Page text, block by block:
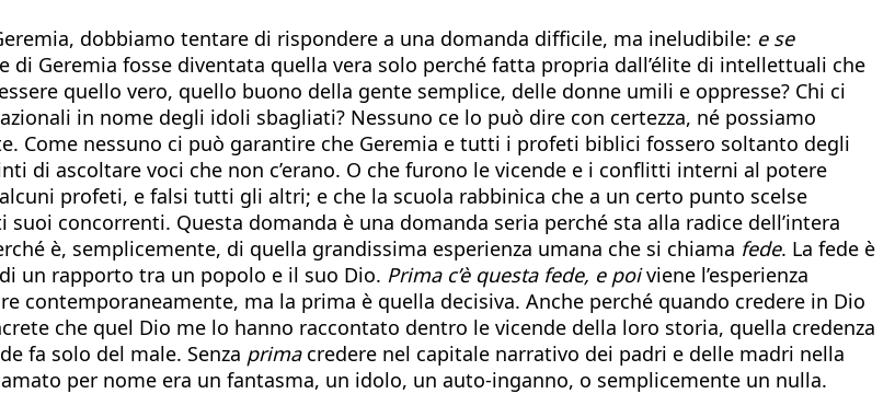
dobbiamo tentare di rispondere a una domanda difficile, ma ineludibile: e se
di Geremia fosse diventata quella vera solo perché fatta propria dall’élite di intellettuali che
quello vero, quello buono della gente semplice, delle donne umili e oppresse? Chi ci
in nome degli idoli sbagliati? Nessuno ce lo può dire con certezza, né possiamo
Come nessuno ci può garantire che Geremia e tutti i profeti biblici fossero soltanto degli
ascoltare voci che non c’erano. O che furono le vicende e i conflitti interni al potere
profeti, e falsi tutti gli altri; e che la scuola rabbinica che a un certo punto scelse
concorrenti. Questa domanda è una domanda seria perché sta alla radice dell’intera
è, semplicemente, di quella grandissima esperienza umana che si chiama fede. La fede è
un rapporto tra un popolo e il suo Dio. Prima c’è questa fede, e poiviene l’esperienza
contemporaneamente, ma la prima è quella decisiva. Anche perché quando credere in Dio
che quel Dio me lo hanno raccontato dentro le vicende della loro storia, quella credenza
fa solo del male. Senza primacredere nel capitale narrativo dei padri e delle madri nella
per nome era un fantasma, un idolo, un auto-inganno, o semplicemente un nulla.